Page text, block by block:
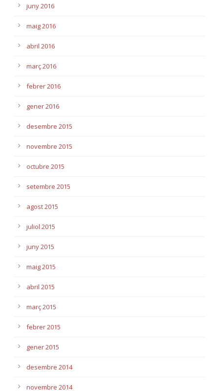
juny 2016
maig 2016
abril 2016
març 2016
febrer 2016
gener 2016
desembre 2015
novembre 2015
octubre 2015
setembre 2015
agost 2015
juliol 2015
juny 2015
maig 2015
abril 2015
març 2015
febrer 2015
gener 2015
desembre 2014
novembre 2014